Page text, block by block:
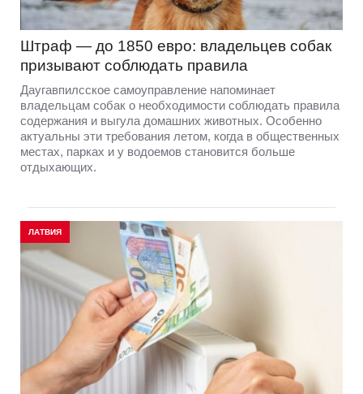
Штраф — до 1850 евро: владельцев собак
призывают соблюдать правила
Даугавпилсское самоуправление напоминает
владельцам собак о необходимости соблюдать правила
содержания и выгула домашних животных. Особенно
актуальны эти требования летом, когда в общественных
местах, парках и у водоемов становится больше
отдыхающих.
ЛАТВИЯ